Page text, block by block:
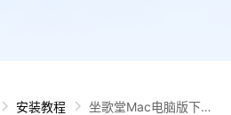
安装教程
坐歌堂Mac电脑版下载